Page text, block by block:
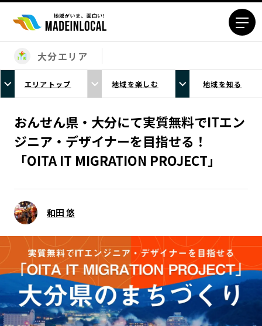
エリアから探す
北海道エリア
青森エリア
宮城エリア
秋田エリア
山形エリア
福島エリア
茨城エリア
栃木エリア
群馬エリア
埼玉エリア
千葉エリア
東京23区エリア
神奈川エリア
富山エリア
石川エリア
福井エリア
山梨エリア
長野エリア
岐阜エリア
静岡エリア
愛知エリア
三重エリア
滋賀エリア
大分エリア
エリアトップ 地域を楽しむ 地域を知る
おんせん県・大分にて実質無料でITエン
ジニア・デザイナーを目指せる！
「OITA IT MIGRATION PROJECT」
和田 悠